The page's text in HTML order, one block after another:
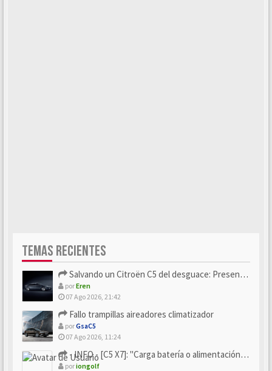
TEMAS RECIENTES
Salvando un Citroën C5 del desguace: Presentación y seguimiento
porEren
07 Ago 2026, 21:42
Fallo trampillas aireadores climatizador
porGsaC5
07 Ago 2026, 11:24
- INFO - [C5 X7]: "Carga batería o alimentación eléctri...
poriongolf